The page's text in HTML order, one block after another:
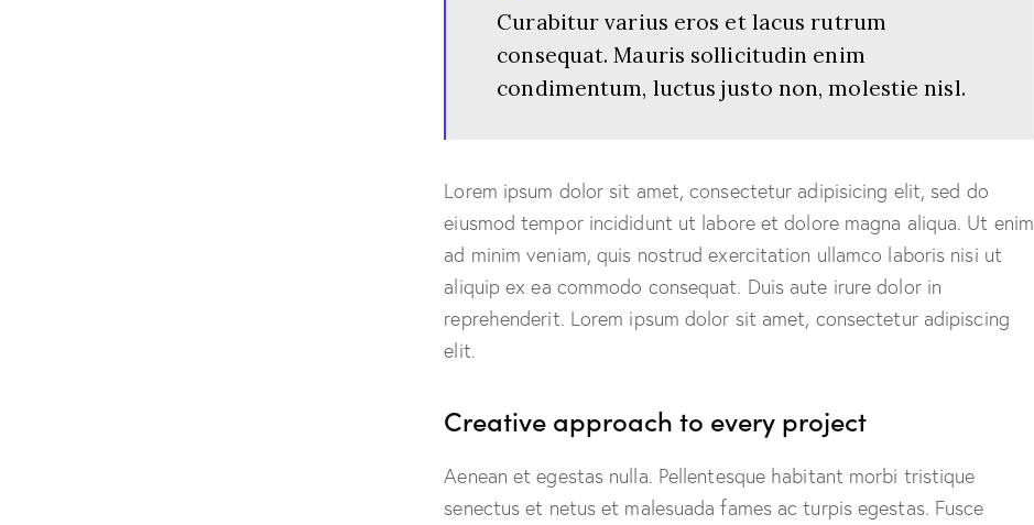
Curabitur varius eros et lacus rutrum
consequat. Mauris sollicitudin enim
condimentum, luctus justo non, molestie nisl.
Lorem ipsum dolor sit amet, consectetur adipisicing elit, sed do
eiusmod tempor incididunt ut labore et dolore magna aliqua. Ut enim
ad minim veniam, quis nostrud exercitation ullamco laboris nisi ut
aliquip ex ea commodo consequat. Duis aute irure dolor in
reprehenderit. Lorem ipsum dolor sit amet, consectetur adipiscing
elit.
Creative approach to every project
Aenean et egestas nulla. Pellentesque habitant morbi tristique
senectus et netus et malesuada fames ac turpis egestas. Fusce